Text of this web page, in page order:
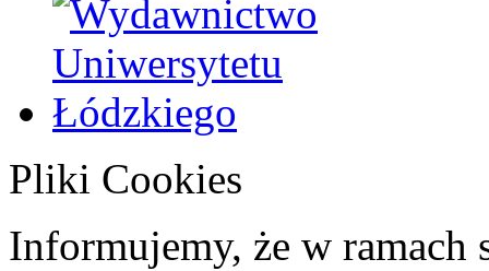
Pliki Cookies
Informujemy, że w ramach